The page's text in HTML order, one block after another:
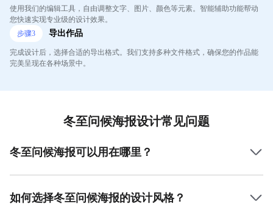
使用我们的编辑工具，自由调整文字、图片、颜色等元素。智能辅助功能帮动
您快速实现专业级的设计效果。
步骤3 导出作品
完成设计后，选择合适的导出格式。我们支持多种文件格式，确保您的作品能
完美呈现在各种场景中。
冬至问候海报设计常见问题
冬至问候海报可以用在哪里？
助传递节日的温暖氛围，适合各种线上线下的冬季活动。
如何选择冬至问候海报的设计风格？